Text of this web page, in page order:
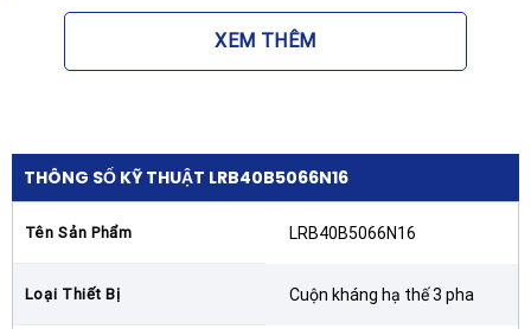
điện chịu nhiệt độ cao, giúpCuộn kháng hạ thế 3 pha
75kVAR 400V 50Hz – LRB40B5066N16 – SHIZUKI
Độ bền cơ khí vững chắc:
đầu cực kết nối được thiết kế chắc chắn, chống
rung động và đảm bảo tiếp xúc điện tốt nhất, giảm
Lợi ích khi lắp đặt cuộn kháng Shizuki
XEM THÊM
THÔNG SỐ KỸ THUẬT LRB40B5066N16
Tên Sản Phẩm LRB40B5066N16
Loại Thiết Bị Cuộn kháng hạ thế 3 pha